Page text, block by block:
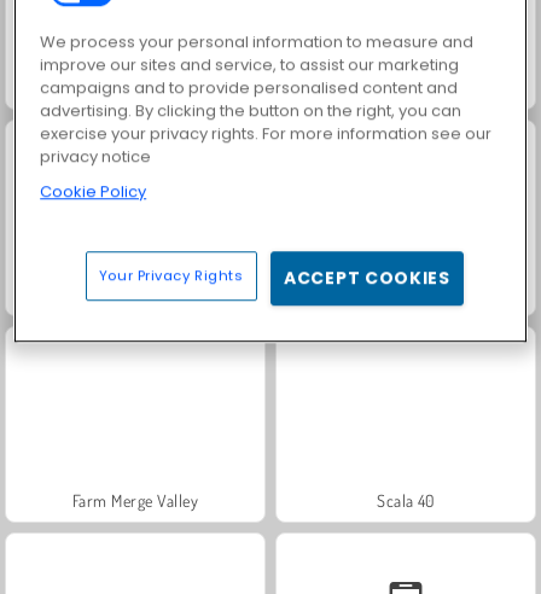
Juice Merge Grand Mahjong Connect
Heroes of Myths
Farm Merge Valley Scala 40
We process your personal information to measure and
improve our sites and service, to assist our marketing
campaigns and to provide personalised content and
advertising. By clicking the button on the right, you can
exercise your privacy rights. For more information see our
privacy notice
Cookie Policy
Your Privacy Rights ACCEPT COOKIES